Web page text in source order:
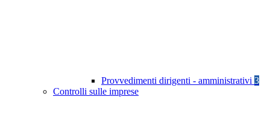
Provvedimenti dirigenti - amministrativi 3
Controlli sulle imprese